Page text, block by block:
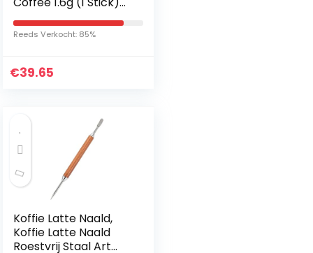
(Mild Roasted, 1 Doos
(70sticks))
Reeds Verkocht: 85%
€39.65
Koffie Latte Naald,
Koffie Latte Naald
Roestvrij Staal Art